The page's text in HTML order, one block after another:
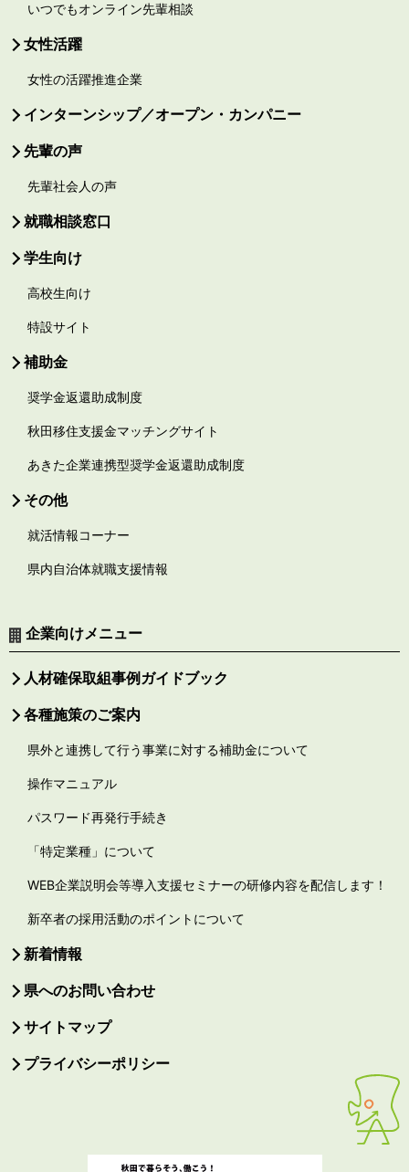
いつでもオンライン先輩相談
女性活躍
女性の活躍推進企業
インターンシップ／オープン・カンパニー
先輩の声
先輩社会人の声
就職相談窓口
学生向け
高校生向け
特設サイト
補助金
奨学金返還助成制度
秋田移住支援金マッチングサイト
あきた企業連携型奨学金返還助成制度
その他
就活情報コーナー
県内自治体就職支援情報
企業向けメニュー
人材確保取組事例ガイドブック
各種施策のご案内
県外と連携して行う事業に対する補助金について
操作マニュアル
パスワード再発行手続き
「特定業種」について
WEB企業説明会等導入支援セミナーの研修内容を配信します！
新卒者の採用活動のポイントについて
新着情報
県へのお問い合わせ
サイトマップ
プライバシーポリシー